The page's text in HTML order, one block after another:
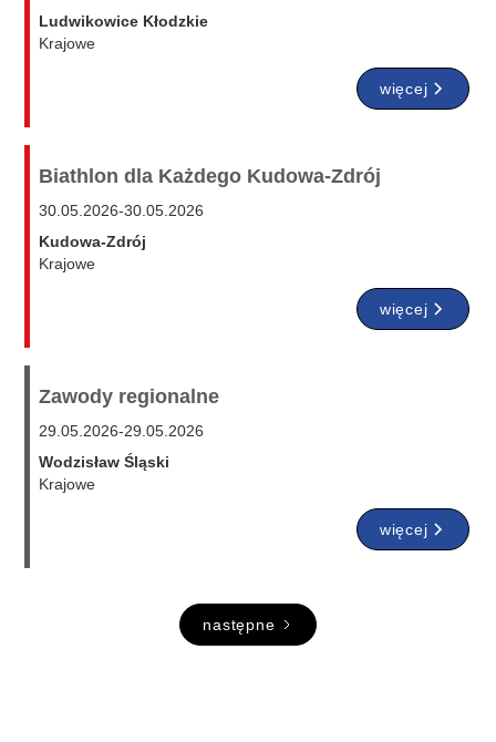
Ludwikowice Kłodzkie
Krajowe
więcej
Biathlon dla Każdego Kudowa-Zdrój
30.05.2026-30.05.2026
Kudowa-Zdrój
Krajowe
więcej
Zawody regionalne
29.05.2026-29.05.2026
Wodzisław Śląski
Krajowe
więcej
następne